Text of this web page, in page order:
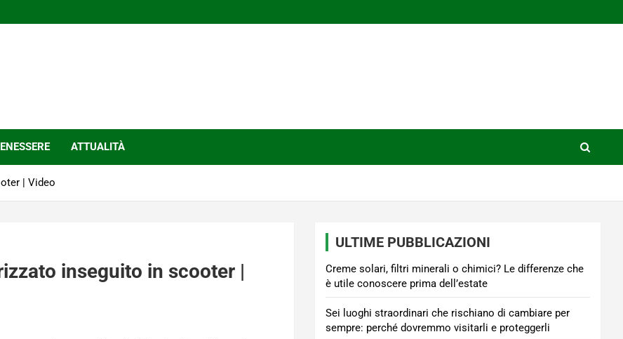
ATTUALITÀ
| Video
inseguito in scooter |
ULTIME PUBBLICAZIONI
Creme solari, filtri minerali o chimici? Le differenze che
è utile conoscere prima dell’estate
Sei luoghi straordinari che rischiano di cambiare per
sempre: perché dovremmo visitarli e proteggerli